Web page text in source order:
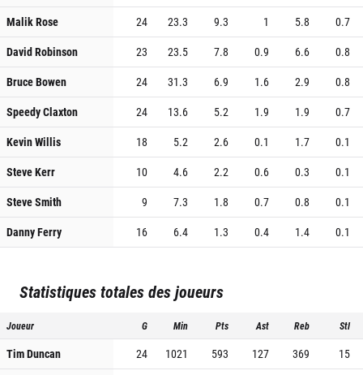
Malik Rose
24 23.3 9.3 1 5.8
0.7
David Robinson
23 23.5 7.8 0.9 6.6
0.8
Bruce Bowen
24 31.3 6.9 1.6 2.9
0.8
Speedy Claxton
24 13.6 5.2 1.9 1.9
0.7
Kevin Willis
18 5.2 2.6 0.1 1.7
0.1
Steve Kerr
10 4.6 2.2 0.6 0.3
0.1
Steve Smith
9 7.3 1.8 0.7 0.8
0.1
Danny Ferry
16 6.4 1.3 0.4 1.4 0.1
Statistiques totales des joueurs
Joueur G Min Pts Ast Reb Stl
Tim Duncan 24 1021 593 127 369
15